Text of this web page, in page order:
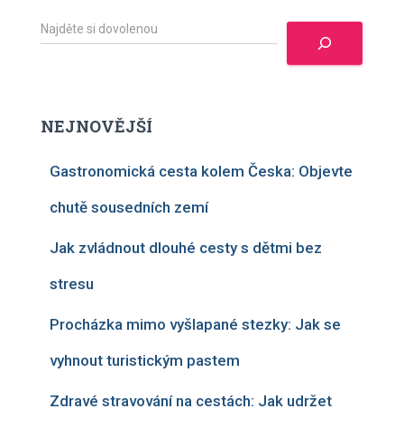
H
l
tNEJNOVĚJŠÍ
Gastronomická cesta kolem Česka: Objevte
chutě sousedních zemí
Jak zvládnout dlouhé cesty s dětmi bez
stresu
Procházka mimo vyšlapané stezky: Jak se
vyhnout turistickým pastem
Zdravé stravování na cestách: Jak udržet